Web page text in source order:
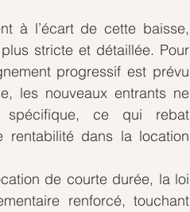
à l’écart de cette baisse,
stricte et détaillée. Pour
progressif est prévu
les nouveaux entrants ne
spécifique, ce qui rebat
rentabilité dans la location
de courte durée, la loi
renforcé, touchant